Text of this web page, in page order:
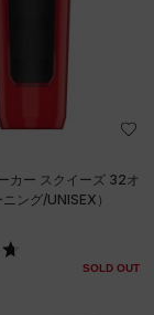
カー スクイーズ 32オ
ング/UNISEX）
SOLD OUT